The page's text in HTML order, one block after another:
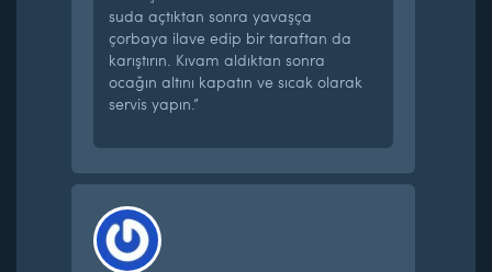
suda açtıktan sonra yavaşça
çorbaya ilave edip bir taraftan da
karıştırın. Kıvam aldıktan sonra
ocağın altını kapatın ve sıcak olarak
servis yapın.”